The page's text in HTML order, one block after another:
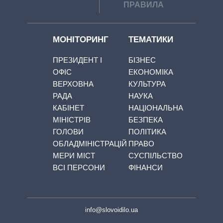
ПРАВИЛА
МОНІТОРИНГ
ПРЕЗИДЕНТ І
ОФІС
ВЕРХОВНА
РАДА
КАБІНЕТ
МІНІСТРІВ
ГОЛОВИ
ОБЛАДМІНІСТРАЦІЙ
МЕРИ МІСТ
ВСІ ПЕРСОНИ
ТЕМАТИКИ
БІЗНЕС
ЕКОНОМІКА
КУЛЬТУРА
НАУКА
НАЦІОНАЛЬНА
БЕЗПЕКА
ПОЛІТИКА
ПРАВО
СУСПІЛЬСТВО
ФІНАНСИ
info@slovoidilo.ua